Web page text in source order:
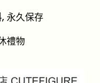
永久保存
禮物